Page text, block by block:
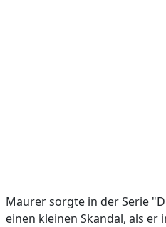
Maurer sorgte in der Serie
einen kleinen Skandal, als er